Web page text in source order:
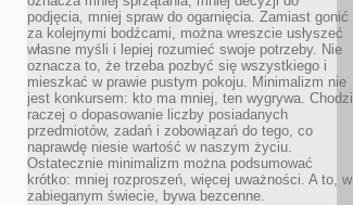
podjęcia, mniej spraw do ogarnięcia. Zamiast gonić
za kolejnymi bodźcami, można wreszcie usłyszeć
własne myśli i lepiej rozumieć swoje potrzeby. Nie
oznacza to, że trzeba pozbyć się wszystkiego i
mieszkać w prawie pustym pokoju. Minimalizm nie
jest konkursem: kto ma mniej, ten wygrywa. Chodzi
raczej o dopasowanie liczby posiadanych
przedmiotów, zadań i zobowiązań do tego, co
naprawdę niesie wartość w naszym życiu.
Ostatecznie minimalizm można podsumować
krótko: mniej rozproszeń, więcej uważności. A to, w
zabieganym świecie, bywa bezcenne.